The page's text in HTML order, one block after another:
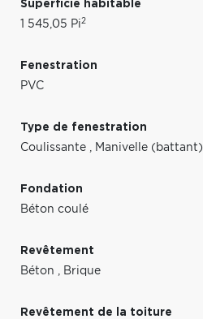
Superficie habitable
1 545,05 Pi2
Fenestration
PVC
Type de fenestration
Coulissante , Manivelle (battant)
Fondation
Béton coulé
Revêtement
Béton , Brique
Revêtement de la toiture